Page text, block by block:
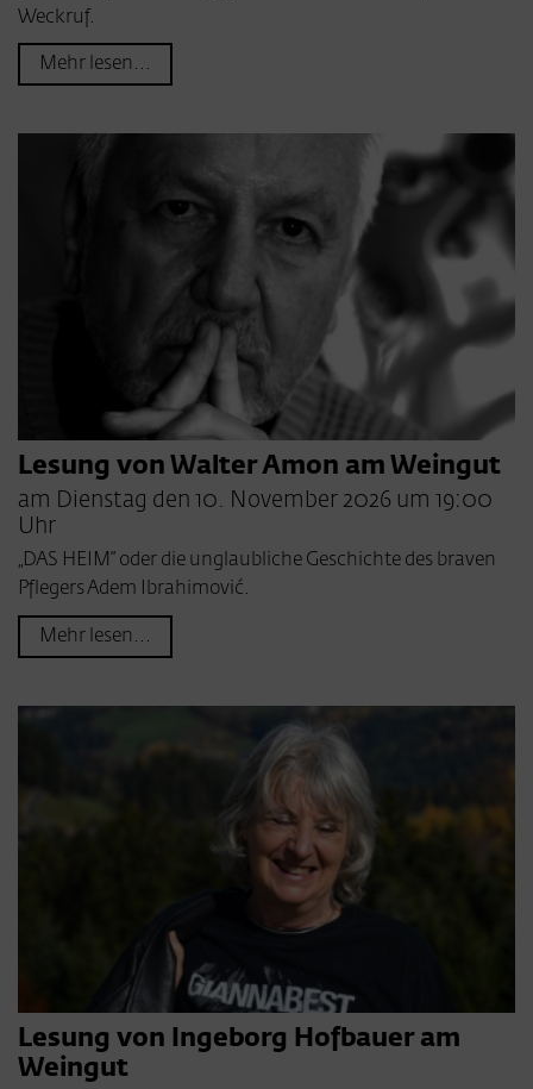
Weckruf.
Mehr lesen...
Lesung von Walter Amon am Weingut
am Dienstag den 10. November 2026 um 19:00
Uhr
„DAS HEIM“ oder die unglaubliche Geschichte des braven
Pflegers Adem Ibrahimović.
Mehr lesen...
Lesung von Ingeborg Hofbauer am
Weingut